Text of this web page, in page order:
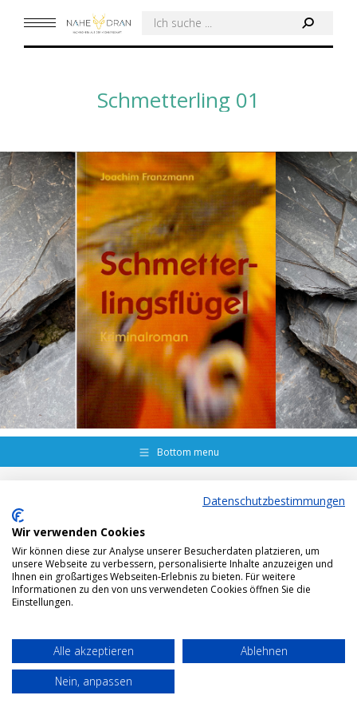
Search:
Schmetterling 01
Bottom menu
Datenschutzbestimmungen
Wir verwenden Cookies
Wir können diese zur Analyse unserer Besucherdaten platzieren, um
unsere Webseite zu verbessern, personalisierte Inhalte anzuzeigen und
Ihnen ein großartiges Webseiten-Erlebnis zu bieten. Für weitere
Informationen zu den von uns verwendeten Cookies öffnen Sie die
Einstellungen.
Alle akzeptieren
Ablehnen
Nein, anpassen